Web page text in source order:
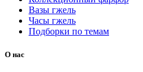
Вазы гжель
Часы гжель
Подборки по темам
О нас